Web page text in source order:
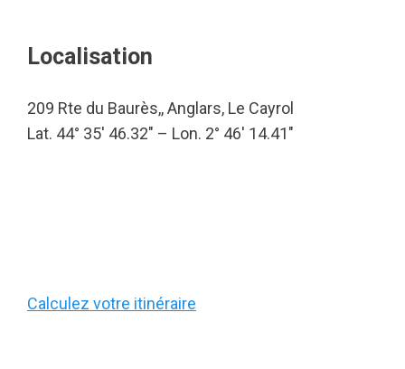
Localisation
209 Rte du Baurès,, Anglars, Le Cayrol
Lat. 44° 35′ 46.32″ – Lon. 2° 46′ 14.41″
Calculez votre itinéraire